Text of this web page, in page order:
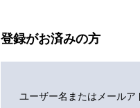
登録がお済みの方
ユーザー名またはメールア